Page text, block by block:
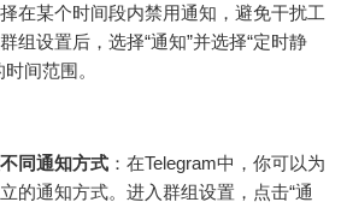
在某个时间段内禁用通知，避免干扰工
组设置后，选择“通知”并选择“定时静
间范围。
同通知方式 ：在Telegram中，你可以为
的通知方式。进入群组设置，点击“通